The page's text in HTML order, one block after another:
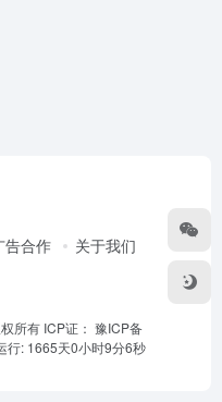
告合作 关于我们
所有 ICP证： 豫ICP备
行: 1665天0小时9分6秒